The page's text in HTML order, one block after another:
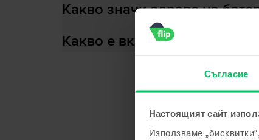
Съгласие
Настоящият сайт
Използваме
Какво значи здраве на
Какво е включено в кутията?